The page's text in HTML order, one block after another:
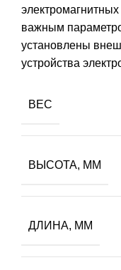
важным
установлены
устройства
ВЕС
ВЫСОТА, ММ
ДЛИНА, ММ